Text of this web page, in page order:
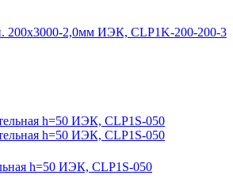
200х3000-2,0мм ИЭК, CLP1K-200-200-3
h=50 ИЭК, CLP1S-050